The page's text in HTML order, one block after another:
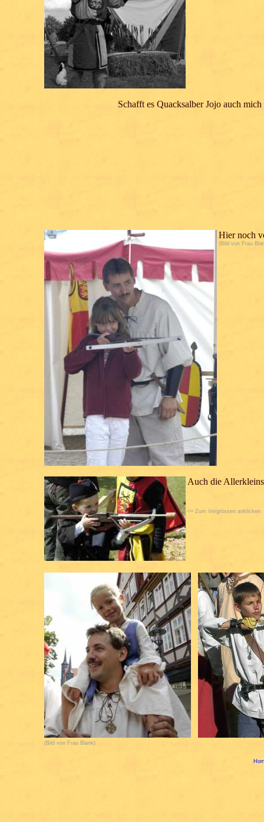
Schafft es Quacksalber Jojo auch
Hier noch
(Bild von Frau
Auch die
<= Zum Vergrössen anklicken
(Bild von Frau Blank)